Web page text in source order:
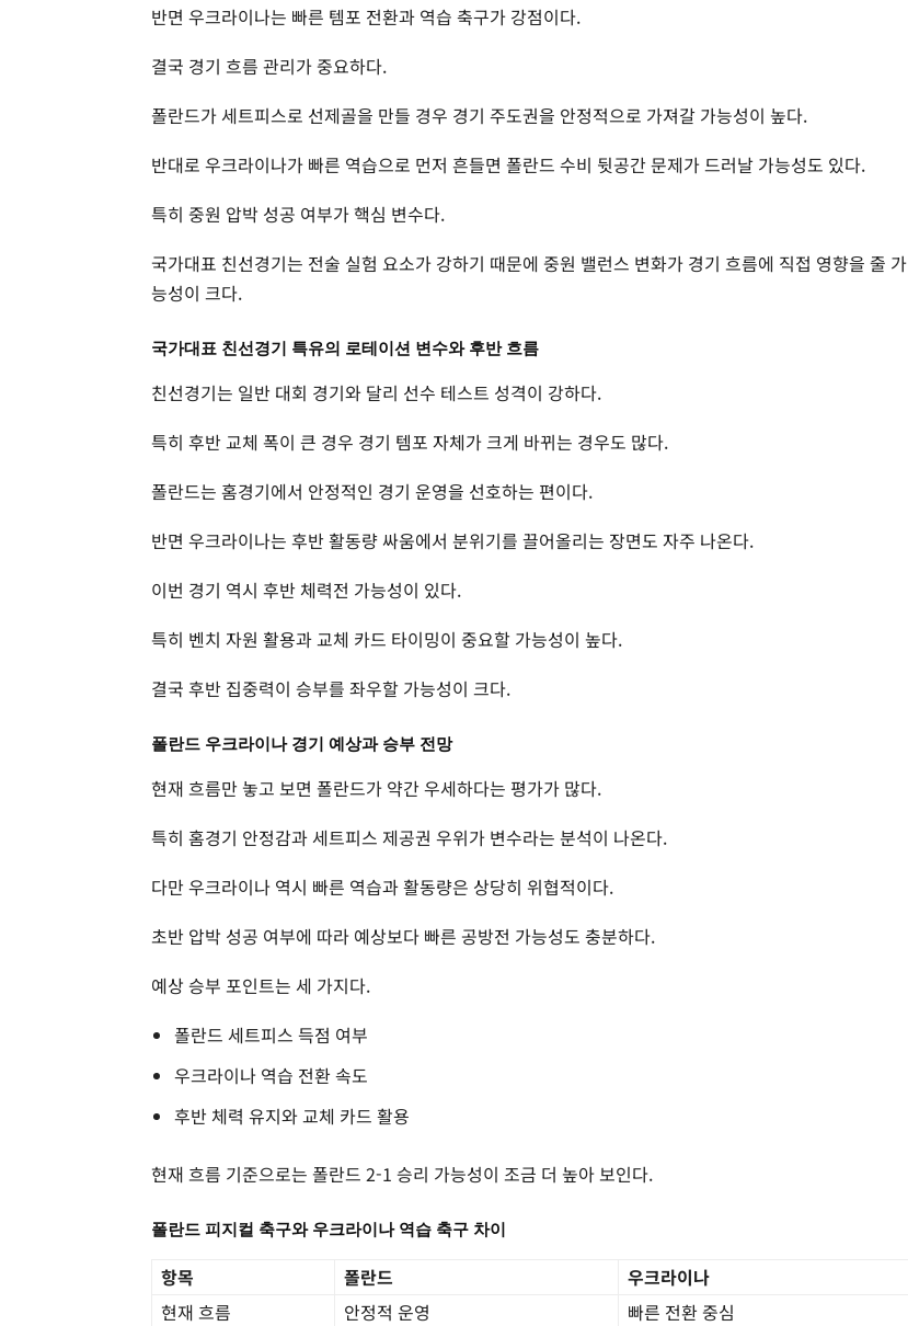
반면 우크라이나는 빠른 템포 전환과 역습 축구가 강점이다.
결국 경기 흐름 관리가 중요하다.
폴란드가 세트피스로 선제골을 만들 경우 경기 주도권을 안정적으로 가져갈 가능성이 높다.
반대로 우크라이나가 빠른 역습으로 먼저 흔들면 폴란드 수비 뒷공간 문제가 드러날 가능성도 있다.
특히 중원 압박 성공 여부가 핵심 변수다.
국가대표 친선경기는 전술 실험 요소가 강하기 때문에 중원 밸런스 변화가 경기 흐름에 직접 영향을 줄 가
능성이 크다.
국가대표 친선경기 특유의 로테이션 변수와 후반 흐름
친선경기는 일반 대회 경기와 달리 선수 테스트 성격이 강하다.
특히 후반 교체 폭이 큰 경우 경기 템포 자체가 크게 바뀌는 경우도 많다.
폴란드는 홈경기에서 안정적인 경기 운영을 선호하는 편이다.
반면 우크라이나는 후반 활동량 싸움에서 분위기를 끌어올리는 장면도 자주 나온다.
이번 경기 역시 후반 체력전 가능성이 있다.
특히 벤치 자원 활용과 교체 카드 타이밍이 중요할 가능성이 높다.
결국 후반 집중력이 승부를 좌우할 가능성이 크다.
폴란드 우크라이나 경기 예상과 승부 전망
현재 흐름만 놓고 보면 폴란드가 약간 우세하다는 평가가 많다.
특히 홈경기 안정감과 세트피스 제공권 우위가 변수라는 분석이 나온다.
다만 우크라이나 역시 빠른 역습과 활동량은 상당히 위협적이다.
초반 압박 성공 여부에 따라 예상보다 빠른 공방전 가능성도 충분하다.
예상 승부 포인트는 세 가지다.
폴란드 세트피스 득점 여부
우크라이나 역습 전환 속도
후반 체력 유지와 교체 카드 활용
현재 흐름 기준으로는 폴란드 2-1 승리 가능성이 조금 더 높아 보인다.
폴란드 피지컬 축구와 우크라이나 역습 축구 차이
항목 폴란드
우크라이나
현재 흐름
안정적 운영 빠른 전환 중심